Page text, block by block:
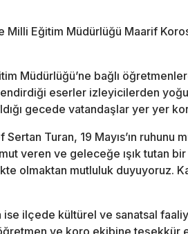
Milli Eğitim Müdürlüğü Maarif
Müdürlüğü’ne bağlı
eserler izleyicilerden
gecede vatandaşlar yer yer
Turan, 19 Mayıs’ın ruhunu
veren ve geleceğe ışık tutan bir
olmaktan mutluluk duyuyoruz.
ise ilçede kültürel ve sanatsal
ve koro ekibine teşekkür